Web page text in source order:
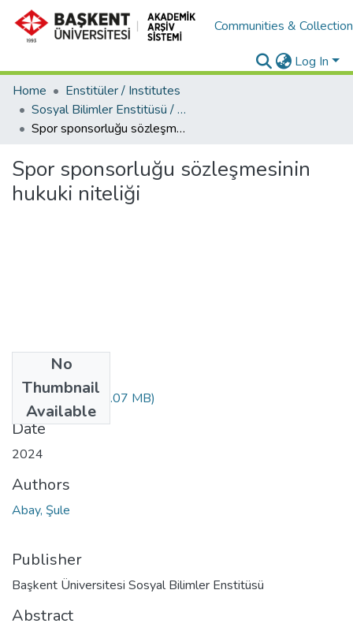
Communities &
Log In
Home
Enstitüler / Institutes
Sosyal Bilimler Enstitüsü / Social Sciences Institute
Spor sponsorluğu sözleşmesinin hukuki niteliği
Spor sponsorluğu sözleşmesinin
hukuki niteliği
No
Thumbnail
Available
10674351.pdf(2.07 MB)
Date
2024
Authors
Abay, Şule
Publisher
Başkent Üniversitesi Sosyal Bilimler Enstitüsü
Abstract